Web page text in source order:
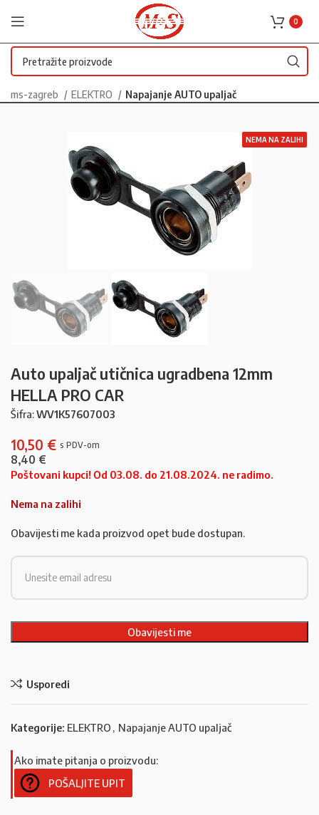
0
ms-zagreb ELEKTRO Napajanje AUTO upaljač
NEMA NA ZALIHI
Auto upaljač utičnica ugradbena 12mm
HELLA PRO CAR
Šifra:WV1K57607003
10,50 €
8,40 €
Poštovani kupci! Od 03.08. do 21.08.2024. ne radimo.
Nema na zalihi
Obavijesti me kada proizvod opet bude dostupan.
Usporedi
Kategorije: ELEKTRO , Napajanje AUTO upaljač
Ako imate pitanja o proizvodu:
POŠALJITE UPIT